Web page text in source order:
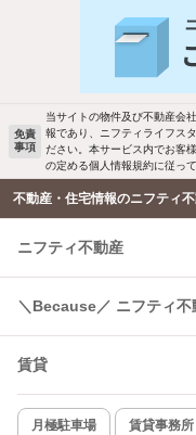
バス・トイレ別
洗濯機置場あり
エアコンあり
温水洗浄便座
コンロ2口以上
新着のみ
新
検索中の条件の新
お知らせします
新
免責
事項
当サイトの物件及び不動産会
報であり、ニフティライフス
ださい。本サービス内でお客
の定める個人情報規約に従っ
不動産・住宅情報のニフティ
ニフティ不動産
＼Because／ ニフティ不
賃貸
月極駐車場 賃貸事務